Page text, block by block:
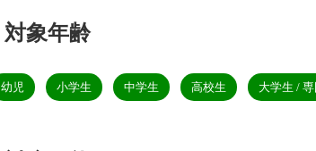
対象年齢
幼児 小学生 中学生 高校生 大学生 /